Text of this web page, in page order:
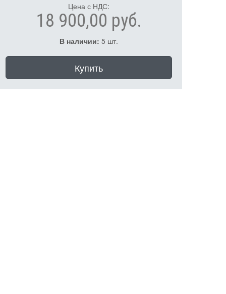
Цена с НДС:
18 900,00 руб.
В наличии: 5 шт.
Купить